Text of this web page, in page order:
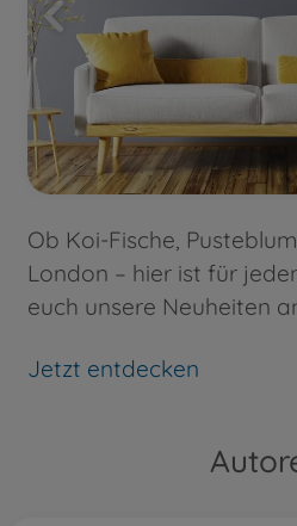
Ob Koi-Fische,
London – hier ist für
euch unsere Neuheiten
Jetzt entdecken